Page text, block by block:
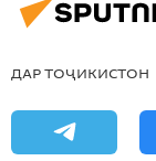
ДАР ТОҶИКИСТОН